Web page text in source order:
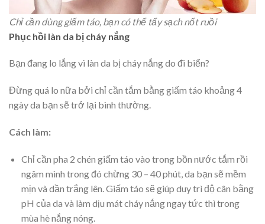
Chỉ cần dùng giấm táo, bạn có thể tẩy sạch nốt ruồi
Phục hồi làn da bị cháy nắng
Bạn đang lo lắng vì làn da bị cháy nắng do đi biển?
Đừng quá lo nữa bởi chỉ cần tắm bằng giấm táo khoảng 4
ngày da bạn sẽ trở lại bình thường.
Cách làm:
Chỉ cần pha 2 chén giấm táo vào trong bồn nước tắm rồi
ngâm mình trong đó chừng 30 – 40 phút, da bạn sẽ mềm
mịn và dần trắng lên. Giấm táo sẽ giúp duy trì độ cân bằng
pH của da và làm dịu mát cháy nắng ngay tức thì trong
mùa hè nắng nóng.